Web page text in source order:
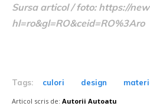
Sursa articol / foto: https://
hl=ro&gl=RO&ceid=RO%3Aro
Tags: culori design
Articol scris de: Autorii Autoatu